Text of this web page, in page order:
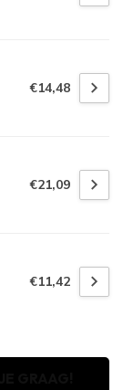
€14,48
€21,09
€11,42